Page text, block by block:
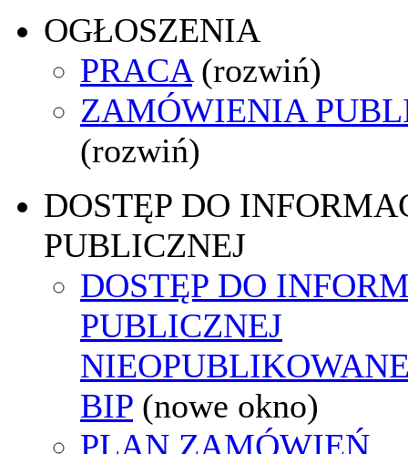
OGŁOSZENIA
PRACA (rozwiń)
ZAMÓWIENIA
(rozwiń)
DOSTĘP DO
PUBLICZNEJ
DOSTĘP DO
PUBLICZNEJ
BIP (nowe okno)
PLAN ZAMÓWIEŃ